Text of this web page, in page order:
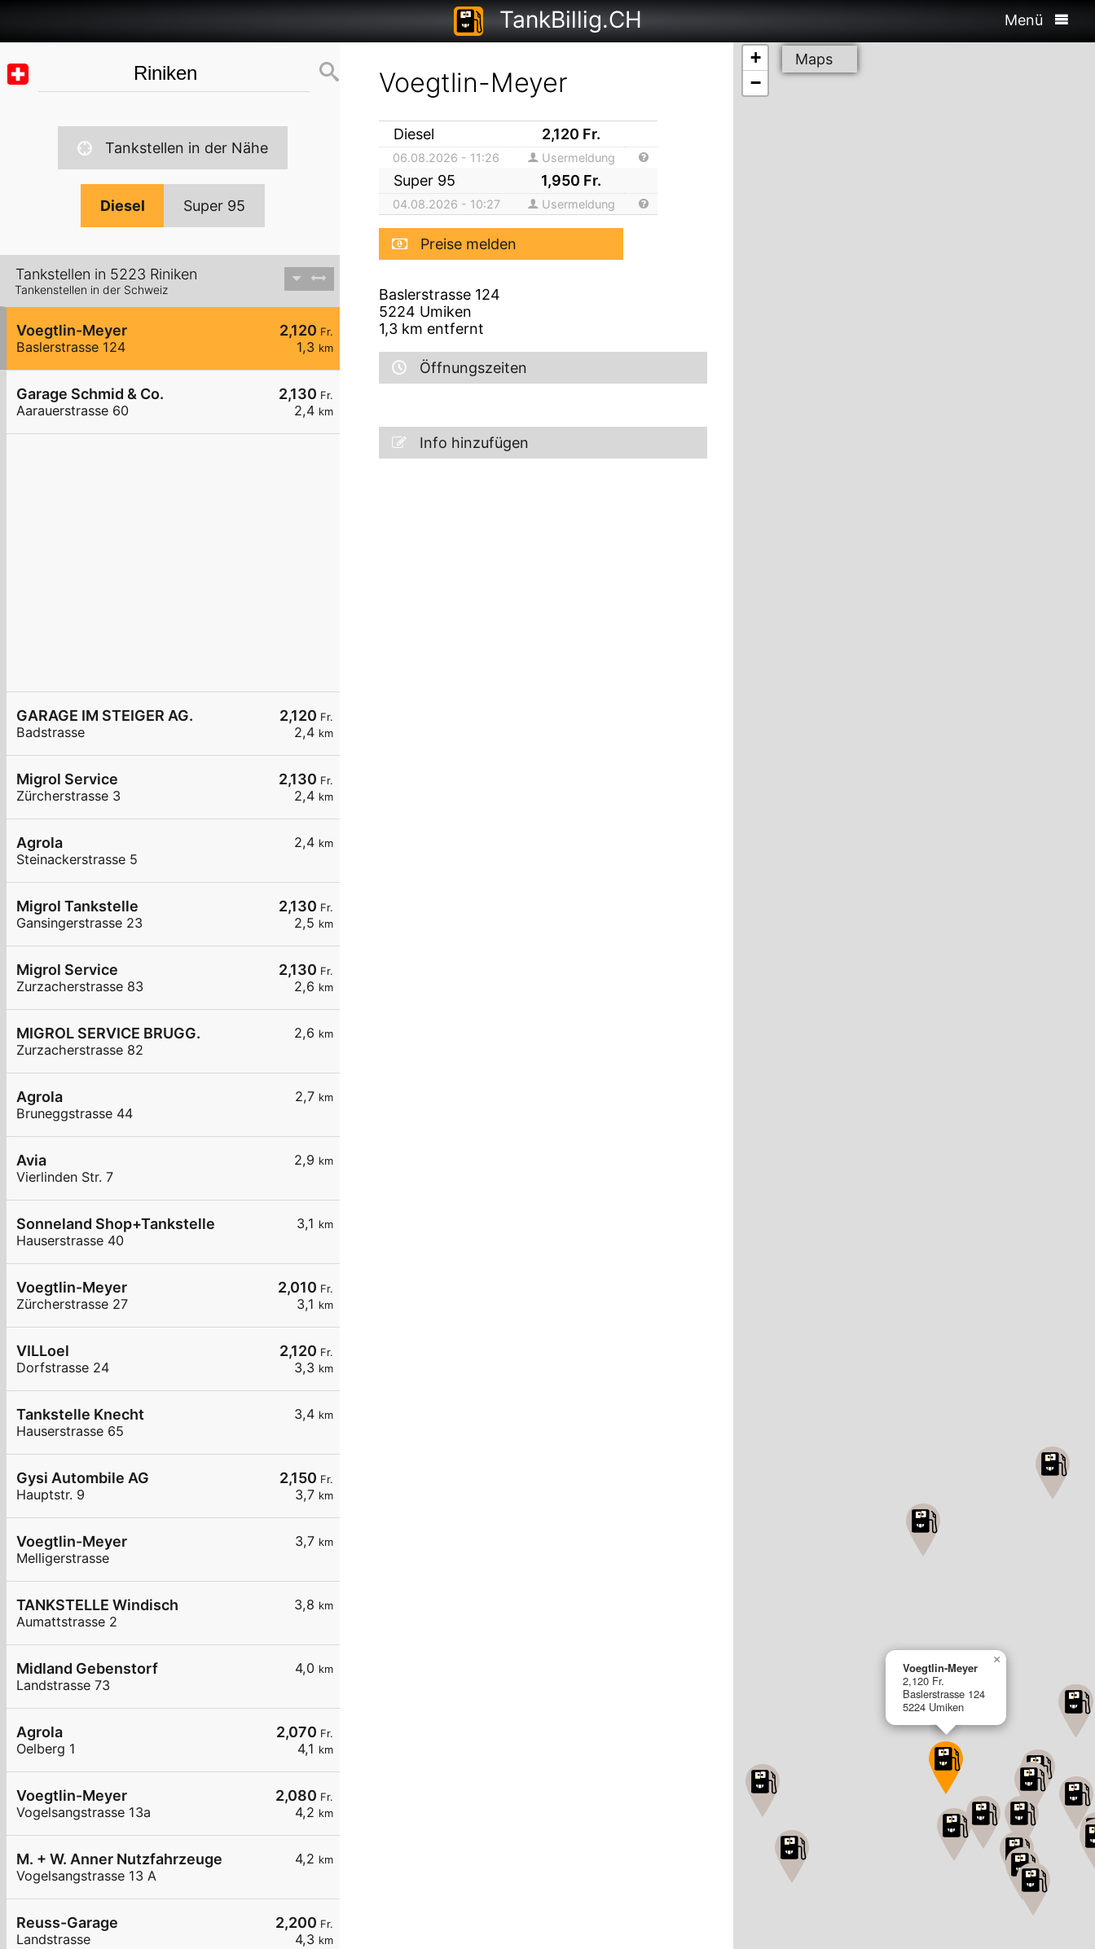
TankBillig.CH Menü
Tankstellen in der Nähe
Diesel Super 95
Tankstellen in 5223 Riniken
Tankenstellen in der Schweiz
2,120 Fr.
1,3 km
Voegtlin-Meyer
Baslerstrasse 124
2,130 Fr.
2,4 km
Garage Schmid & Co.
Aarauerstrasse 60
2,120 Fr.
2,4 km
GARAGE IM STEIGER AG.
Badstrasse
2,130 Fr.
2,4 km
Migrol Service
Zürcherstrasse 3
2,4 km
Agrola
Steinackerstrasse 5
2,130 Fr.
2,5 km
Migrol Tankstelle
Gansingerstrasse 23
2,130 Fr.
2,6 km
Migrol Service
Zurzacherstrasse 83
2,6 km
MIGROL SERVICE BRUGG.
Zurzacherstrasse 82
2,7 km
Agrola
Bruneggstrasse 44
2,9 km
Avia
Vierlinden Str. 7
3,1 km
Sonneland Shop+Tankstelle
Hauserstrasse 40
2,010 Fr.
3,1 km
Voegtlin-Meyer
Zürcherstrasse 27
2,120 Fr.
3,3 km
VILLoel
Dorfstrasse 24
3,4 km
Tankstelle Knecht
Hauserstrasse 65
2,150 Fr.
3,7 km
Gysi Autombile AG
Hauptstr. 9
3,7 km
Voegtlin-Meyer
Melligerstrasse
3,8 km
TANKSTELLE Windisch
Aumattstrasse 2
4,0 km
Midland Gebenstorf
Landstrasse 73
2,070 Fr.
4,1 km
Agrola
Oelberg 1
2,080 Fr.
4,2 km
Voegtlin-Meyer
Vogelsangstrasse 13a
4,2 km
M. + W. Anner Nutzfahrzeuge
Vogelsangstrasse 13 A
2,200 Fr.
4,3 km
Reuss-Garage
Landstrasse
Voegtlin-Meyer
Diesel 2,120 Fr.
06.08.2026 - 11:26 Usermeldung
Super 95 1,950 Fr.
04.08.2026 - 10:27 Usermeldung
Preise melden
Baslerstrasse 124
5224 Umiken
1,3km entfernt
Öffnungszeiten
Info hinzufügen
Voegtlin-Meyer
2,120 Fr.
Baslerstrasse 124
5224 Umiken
×
+
−
Maps